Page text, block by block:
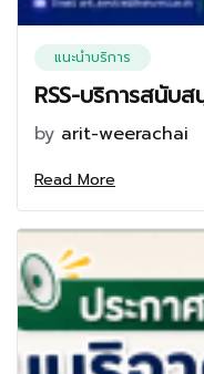
แนะนำบริการ
RSS-บริการสนับ
by arit-weerachai
Read More